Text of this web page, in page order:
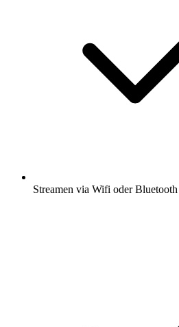
Streamen via Wifi oder Bluetooth